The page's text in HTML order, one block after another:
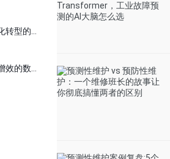
石化设备健康管理平台：石油化工行业数字化转型的安全基石